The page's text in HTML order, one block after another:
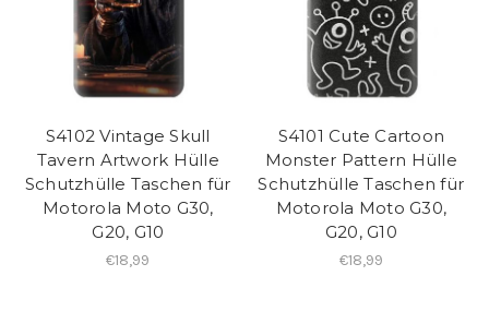
S4102 Vintage Skull
Tavern Artwork Hülle
Schutzhülle Taschen für
Motorola Moto G30,
G20, G10
€18,99
S4101 Cute Cartoon
Monster Pattern Hülle
Schutzhülle Taschen für
Motorola Moto G30,
G20, G10
€18,99